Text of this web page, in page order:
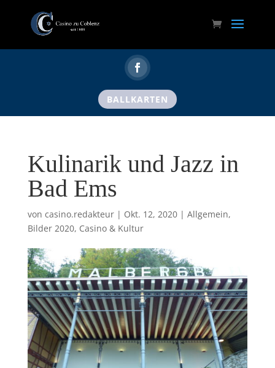
BALLKARTEN
Kulinarik und Jazz in
Bad Ems
von casino.redakteur| Okt. 12, 2020| Allgemein,
Bilder 2020, Casino & Kultur